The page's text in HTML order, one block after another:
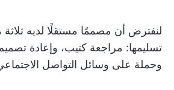
لنفترض أن مصممًا مستقلًا لديه
تسليمها: مراجعة كتيب، وإعادة
وحملة على وسائل التواصل